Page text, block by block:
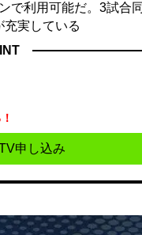
で利用可能だ。3試合
充実している
申し込み